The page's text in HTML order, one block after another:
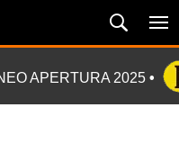
APERTURA 2025